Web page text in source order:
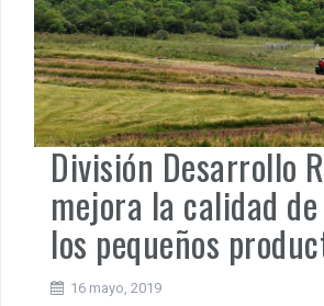
División Desarrollo
mejora la calidad
los pequeños
16 mayo, 2019